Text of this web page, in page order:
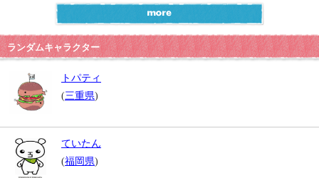
ランダムキャラクター
トパティ
(三重県)
ていたん
(福岡県)